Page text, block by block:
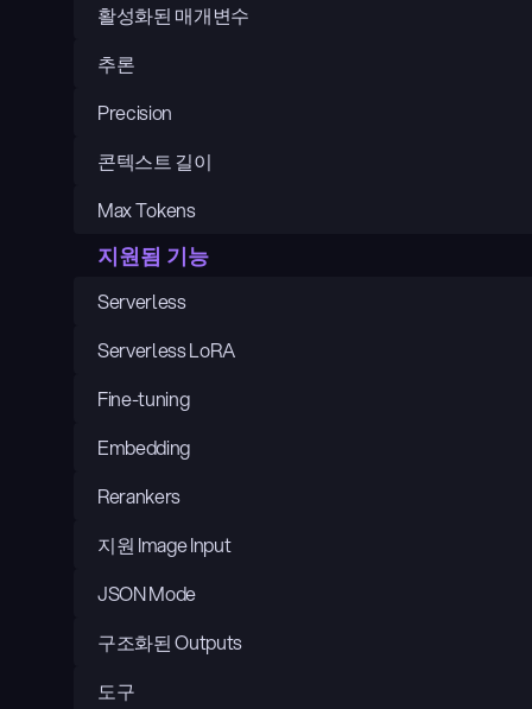
활성화된 매개변수
추론
Precision
콘텍스트 길이
Max Tokens
지원됨 기능
Serverless
Serverless LoRA
Fine-tuning
Embedding
Rerankers
지원 Image Input
JSON Mode
구조화된 Outputs
도구